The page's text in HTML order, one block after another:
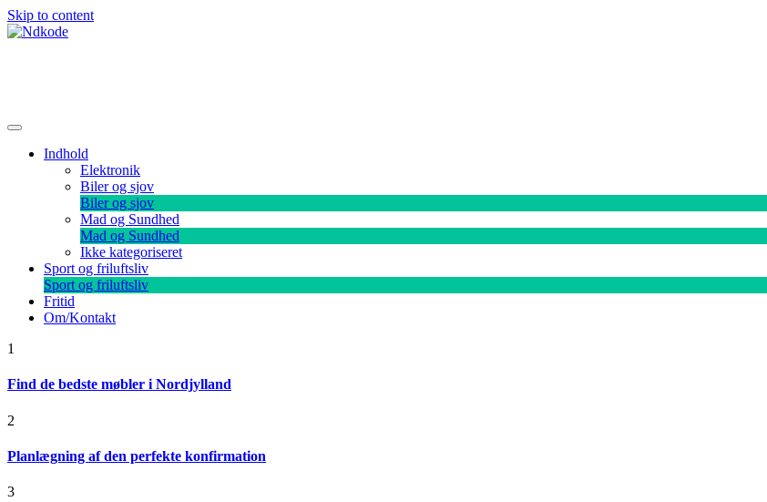
Skip to content
Indhold
Elektronik
Biler og sjov
Biler og sjov
Mad og Sundhed
Mad og Sundhed
Ikke kategoriseret
Sport og friluftsliv
Sport og friluftsliv
Fritid
Om/Kontakt
1
Find de bedste møbler i Nordjylland
2
Planlægning af den perfekte konfirmation
3